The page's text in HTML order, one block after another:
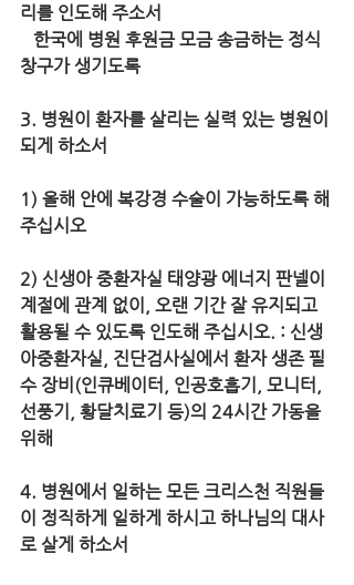
리를 인도해 주소서
창구가 생기도록
3. 병원이 환자를 살리는 실력 있는 병원이
되게 하소서
1) 올해 안에 복강경 수술이 가능하도록 해
주십시오
2) 신생아 중환자실 태양광 에너지 판넬이
계절에 관계 없이, 오랜 기간 잘 유지되고
활용될 수 있도록 인도해 주십시오. : 신생
아중환자실, 진단검사실에서 환자 생존 필
수 장비(인큐베이터, 인공호흡기, 모니터,
선풍기, 황달치료기 등)의 24시간 가동을
위해
4. 병원에서 일하는 모든 크리스천 직원들
이 정직하게 일하게 하시고 하나님의 대사
로 살게 하소서